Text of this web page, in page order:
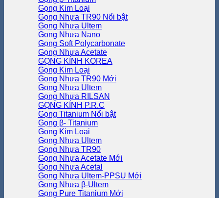
Gọng Kim Loại
Gọng Nhựa TR90
Gọng Nhựa Ultem
Gọng Nhựa Nano
Gọng Soft Polycarbonate
Gọng Nhựa Acetate
GỌNG KÍNH KOREA
Gọng Kim Loại
Gọng Nhựa TR90
Gọng Nhựa Ultem
Gọng Nhựa RILSAN
GỌNG KÍNH P.R.C
Gọng Titanium
Gọng β- Titanium
Gọng Kim Loại
Gọng Nhựa Ultem
Gọng Nhựa TR90
Gọng Nhựa Acetate
Gọng Nhựa Acetal
Gọng Nhựa Ultem-PPSU
Gọng Nhựa β-Ultem
Gọng Pure Titanium